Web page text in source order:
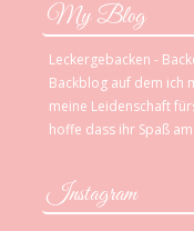
My Blog
Leckergebacken -
Backblog auf dem ich
meine Leidenschaft
hoffe dass ihr Spaß
Instagram